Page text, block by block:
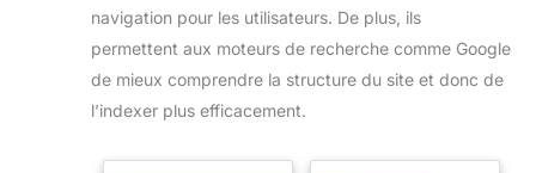
navigation pour les utilisateurs. De plus, ils
permettent aux moteurs de recherche comme Google
de mieux comprendre la structure du site et donc de
l’indexer plus efficacement.